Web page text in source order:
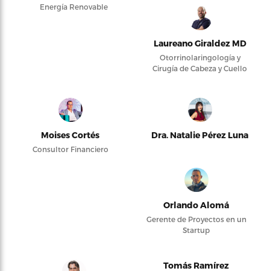
Energía Renovable
Laureano Giraldez MD
Otorrinolaringología y
Cirugía de Cabeza y Cuello
Moises Cortés
Consultor Financiero
Dra. Natalie Pérez Luna
Orlando Alomá
Gerente de Proyectos en un
Startup
Tomás Ramírez